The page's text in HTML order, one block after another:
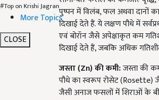
#Top on Krishi Jagran
More Topics
CLOSE
पुष्पन में विलंब, फल अथवा दानों
दिखाई देते हैं. ये लक्षण पौधे में
एवं बोरॉन जैसे अपेक्षाकृत कम
दिखाई देते हैं, जबकि अधिक
जस्ता (Zn)की कमी:जस्ता की
पौधे का स्वरूप रोसेट (Rosette)
जैसी अनाज फसलों में शिराओं के